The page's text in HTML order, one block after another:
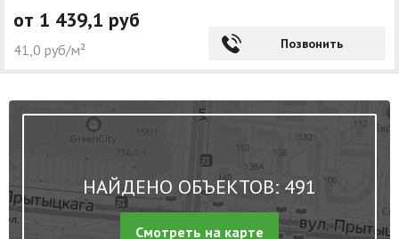
от 1 439,1 руб
41,0 руб/м² Позвонить
НАЙДЕНО ОБЪЕКТОВ: 491
Смотреть на карте